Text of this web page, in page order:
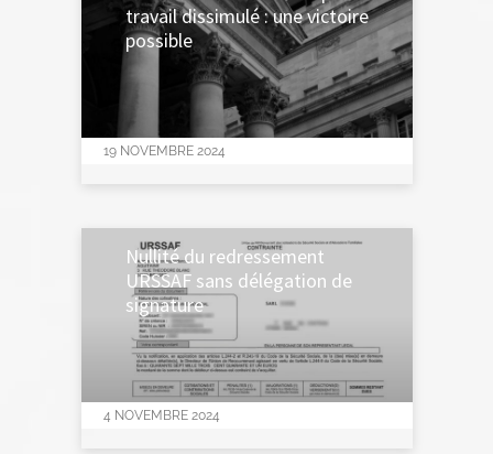
19 NOVEMBRE 2024
travail dissimulé : une victoire
possible
4 NOVEMBRE 2024
Nullité du redressement
URSSAF sans délégation de
signature